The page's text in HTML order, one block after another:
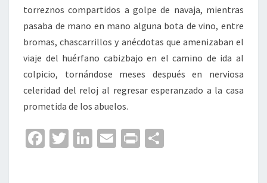
torreznos compartidos a golpe de navaja, mientras
pasaba de mano en mano alguna bota de vino, entre
bromas, chascarrillos y anécdotas que amenizaban el
viaje del huérfano cabizbajo en el camino de ida al
colpicio, tornándose meses después en nerviosa
celeridad del reloj al regresar esperanzado a la casa
prometida de los abuelos.
Fa T
Li
E
Pr